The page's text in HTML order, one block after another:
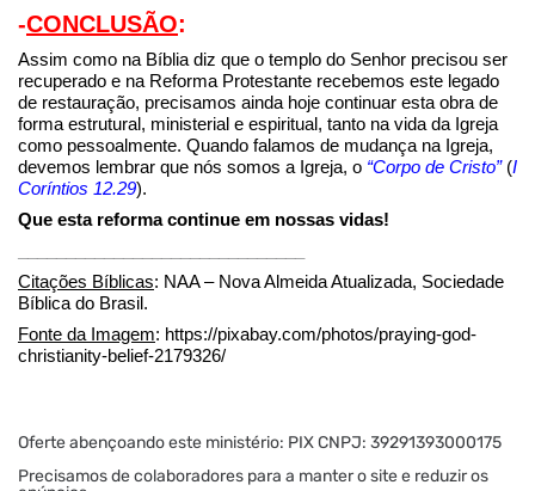
-CONCLUSÃO:
Assim como na Bíblia diz que o templo do Senhor precisou ser
recuperado e na Reforma Protestante recebemos este legado
de restauração, precisamos ainda hoje continuar esta obra de
forma estrutural, ministerial e espiritual, tanto na vida da Igreja
como pessoalmente. Quando falamos de mudança na Igreja,
devemos lembrar que nós somos a Igreja, o “Corpo de Cristo” (I
Coríntios 12.29).
Que esta reforma continue em nossas vidas!
Citações Bíblicas: NAA – Nova Almeida Atualizada, Sociedade
Bíblica do Brasil.
Fonte da Imagem: https://pixabay.com/photos/praying-god-
christianity-belief-2179326/
Oferte abençoando este ministério: PIX CNPJ: 39291393000175
Precisamos de colaboradores para a manter o site e reduzir os